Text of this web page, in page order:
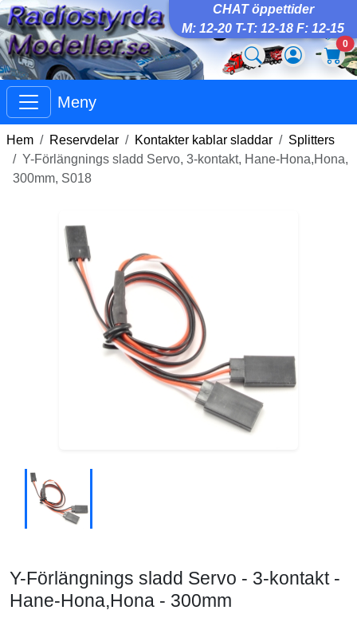
CHAT öppettider
M: 12-20 T-T: 12-18 F: 12-15
0
Meny
Hem Reservdelar Kontakter kablar sladdar
Splitters
Y-Förlängnings sladd Servo, 3-kontakt, Hane-Hona,Hona,
300mm, S018
Y-Förlängnings sladd Servo - 3-kontakt -
Hane-Hona,Hona - 300mm